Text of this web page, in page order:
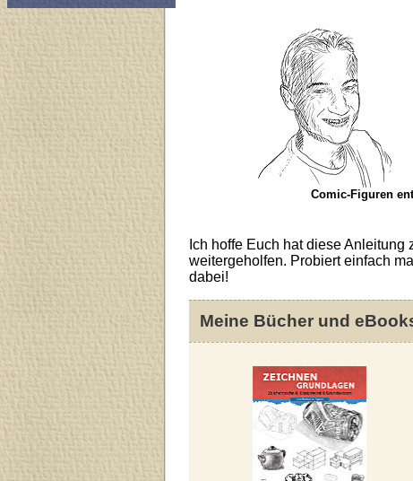
Comic-Figuren
Ich hoffe Euch hat diese
weitergeholfen. Probiert einfach
dabei!
Meine Bücher und